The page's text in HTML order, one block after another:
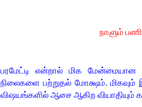
நாளும்
பரமேட்டி என்றால் மிக மேன்மையான
நிலைகளை பற்றுதல் மோக்ஷம்.
விஷயங்களில் ஆசை ஆகிற வியாதியும்